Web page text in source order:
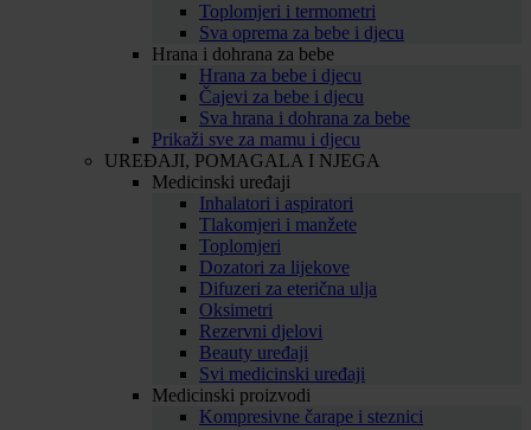
Toplomjeri i termometri
Sva oprema za bebe i djecu
Hrana i dohrana za bebe
Hrana za bebe i djecu
Čajevi za bebe i djecu
Sva hrana i dohrana za bebe
Prikaži sve za mamu i djecu
UREĐAJI, POMAGALA I NJEGA
Medicinski uređaji
Inhalatori i aspiratori
Tlakomjeri i manžete
Toplomjeri
Dozatori za lijekove
Difuzeri za eterična ulja
Oksimetri
Rezervni djelovi
Beauty uređaji
Svi medicinski uređaji
Medicinski proizvodi
Kompresivne čarape i steznici